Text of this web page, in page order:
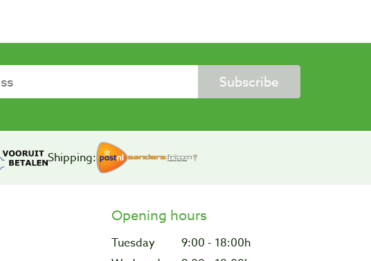
Subscribe
Shipping:
Opening hours
Tuesday
9:00 - 18:00h